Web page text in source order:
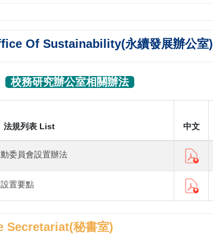
Of Sustainability(永續發展辦公室)
校務研究辦公室相關辦法
法規列表 List 中文
委員會設置辦法
置要點
Secretariat(秘書室)